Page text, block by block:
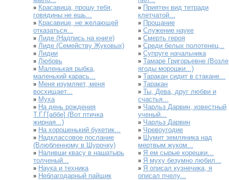
» Красавица, прошу тебя,
говядины не ешь...
» Красавице, не желающей
отказаться...
» Лиде (Надпись на книге)
» Лиде (Семейству Жуковых)
» Лидии
» Любовь
» Маленькая рыбка,
маленький карась...
» Меня изумляет, меня
восхищает...
» Муха
» На день рождения
Т.Г.Г[аббе] (Вот птичка
жирная...)
» На хорошенький букетик...
» Надклассовое послание
(Влюбленному в Шурочку)
» Наливши квасу в нашатырь
толченый...
» Наука и техника
» Неблагодарный пайщик
» Приятен вид тетради
клетчатой...
» Прощание
» Служение науке
» Смерть героя
» Среди белых полотенец...
» Супруге начальника
» Тамаре Григорьевне (Возле
ягоды морошки...)
» Таракан сидит в стакане...
» Таракан
» Ты, Дева, друг любви и
счастья...
» Чарльз Дарвин, известный
ученый...
» Чарльз Дарвин
» Чревоугодие
» Шумит земляника над
мертвым жуком...
» Я ем сырые корешки...
» Я муху безумно любил...
» Я описал кузнечика, я
описал пчелу...